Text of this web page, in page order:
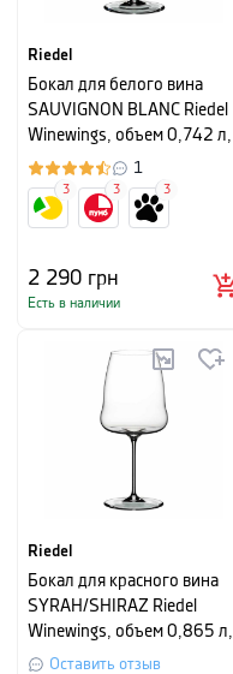
Riedel
Бокал для белого вина
SAUVIGNON BLANC Riedel
Winewings, объем 0,742 л,
прозрачный
1
2 290 грн
Есть в наличии
3 3 3
Riedel
Бокал для красного вина
SYRAH/SHIRAZ Riedel
Winewings, объем 0,865 л,
прозрачный
Оставить отзыв